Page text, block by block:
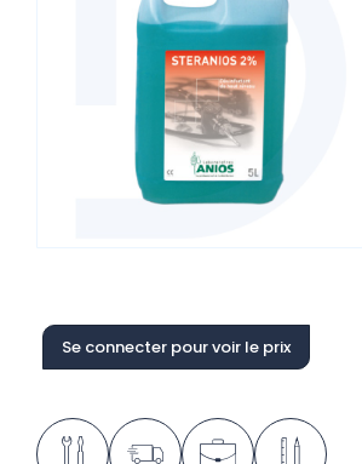
Se connecter pour voir le prix